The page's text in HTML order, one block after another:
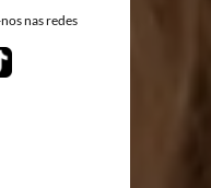
nas redes